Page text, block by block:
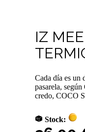
IZ
Cada día es un
pasarela,
credo, COCO
Stock: